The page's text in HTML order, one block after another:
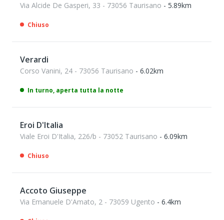
Via Alcide De Gasperi, 33 - 73056 Taurisano - 5.89km
Chiuso
Verardi
Corso Vanini, 24 - 73056 Taurisano - 6.02km
In turno, aperta tutta la notte
Eroi D'Italia
Viale Eroi D'Italia, 226/b - 73052 Taurisano - 6.09km
Chiuso
Accoto Giuseppe
Via Emanuele D'Amato, 2 - 73059 Ugento - 6.4km